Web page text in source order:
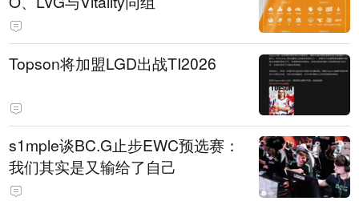
Topson将加盟LGD出战TI2026
s1mple谈BC.G止步EWC预选赛：
我们其实是又输给了自己